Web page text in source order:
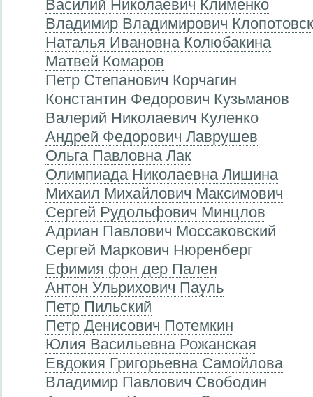
Василий Николаевич Клименко
Владимир Владимирович
Наталья Ивановна Колюбакина
Матвей Комаров
Петр Степанович Корчагин
Константин Федорович Кузьманов
Валерий Николаевич Куленко
Андрей Федорович Лаврушев
Ольга Павловна Лак
Олимпиада Николаевна Лишина
Михаил Михайлович Максимович
Сергей Рудольфович Минцлов
Адриан Павлович Моссаковский
Сергей Маркович Нюренберг
Ефимия фон дер Пален
Антон Ульрихович Пауль
Петр Пильский
Петр Денисович Потемкин
Юлия Васильевна Рожанская
Евдокия Григорьевна Самойлова
Владимир Павлович Свободин